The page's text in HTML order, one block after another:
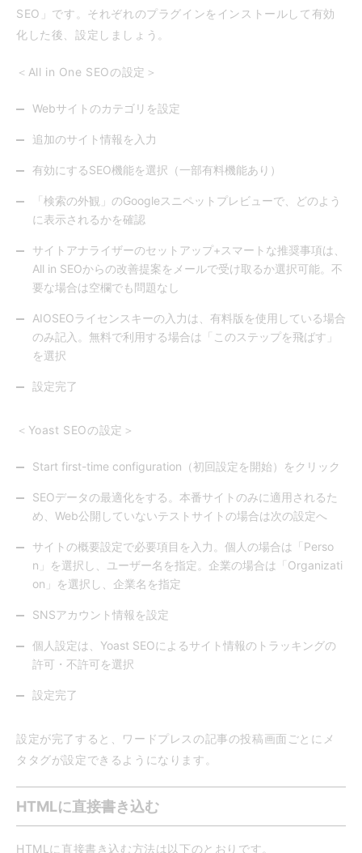
SEO」です。それぞれのプラグインをインストールして有効
化した後、設定しましょう。
＜All in One SEOの設定＞
Webサイトのカテゴリを設定
追加のサイト情報を入力
有効にするSEO機能を選択（一部有料機能あり）
「検索の外観」のGoogleスニペットプレビューで、どのよう
に表示されるかを確認
サイトアナライザーのセットアップ+スマートな推奨事項は、
All in SEOからの改善提案をメールで受け取るか選択可能。不
要な場合は空欄でも問題なし
AIOSEOライセンスキーの入力は、有料版を使用している場合
のみ記入。無料で利用する場合は「このステップを飛ばす」
を選択
設定完了
＜Yoast SEOの設定＞
Start first-time configuration（初回設定を開始）をクリック
SEOデータの最適化をする。本番サイトのみに適用されるた
め、Web公開していないテストサイトの場合は次の設定へ
サイトの概要設定で必要項目を入力。個人の場合は「Perso
n」を選択し、ユーザー名を指定。企業の場合は「Organizati
on」を選択し、企業名を指定
SNSアカウント情報を設定
個人設定は、Yoast SEOによるサイト情報のトラッキングの
許可・不許可を選択
設定完了
設定が完了すると、ワードプレスの記事の投稿画面ごとにメ
タタグが設定できるようになります。
HTMLに直接書き込む
HTMLに直接書き込む方法は以下のとおりです。